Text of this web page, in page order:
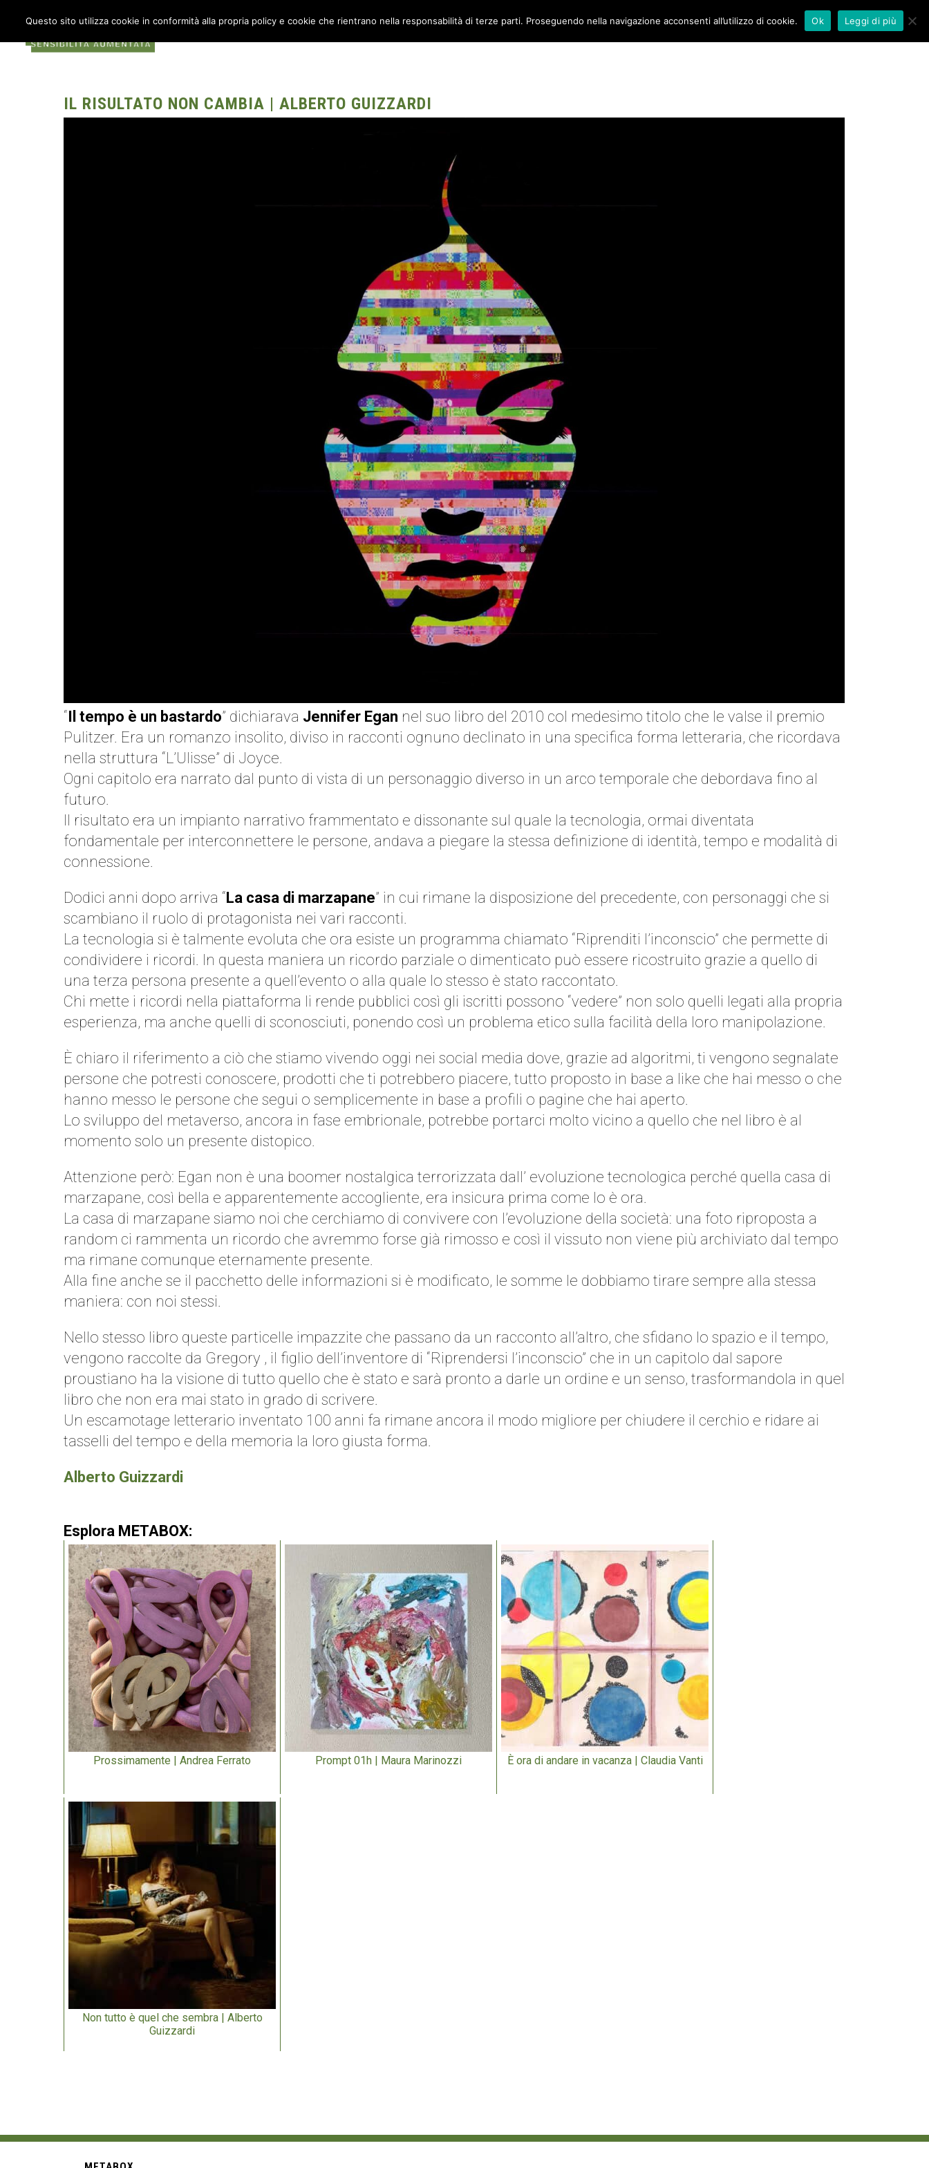
COS’È METABOX CANTIERE METABOX
IL RISULTATO NON CAMBIA | ALBERTO GUIZZARDI
“ Il tempo è un bastardo” dichiarava Jennifer Egan nel suo libro del 2010 col medesimo titolo che le valse il premio
Pulitzer. Era un romanzo insolito, diviso in racconti ognuno declinato in una specifica forma letteraria, che ricordava
nella struttura “L’Ulisse” di Joyce.
Ogni capitolo era narrato dal punto di vista di un personaggio diverso in un arco temporale che debordava fino al
futuro.
Il risultato era un impianto narrativo frammentato e dissonante sul quale la tecnologia, ormai diventata
fondamentale per interconnettere le persone, andava a piegare la stessa definizione di identità, tempo e modalità di
connessione.
Dodici anni dopo arriva “ La casa di marzapane” in cui rimane la disposizione del precedente, con personaggi che si
scambiano il ruolo di protagonista nei vari racconti.
La tecnologia si è talmente evoluta che ora esiste un programma chiamato “Riprenditi l’inconscio” che permette di
condividere i ricordi. In questa maniera un ricordo parziale o dimenticato può essere ricostruito grazie a quello di
una terza persona presente a quell’evento o alla quale lo stesso è stato raccontato.
Chi mette i ricordi nella piattaforma li rende pubblici così gli iscritti possono “vedere” non solo quelli legati alla propria
esperienza, ma anche quelli di sconosciuti, ponendo così un problema etico sulla facilità della loro manipolazione.
È chiaro il riferimento a ciò che stiamo vivendo oggi nei social media dove, grazie ad algoritmi, ti vengono segnalate
persone che potresti conoscere, prodotti che ti potrebbero piacere, tutto proposto in base a like che hai messo o che
hanno messo le persone che segui o semplicemente in base a profili o pagine che hai aperto.
Lo sviluppo del metaverso, ancora in fase embrionale, potrebbe portarci molto vicino a quello che nel libro è al
momento solo un presente distopico.
Attenzione però: Egan non è una boomer nostalgica terrorizzata dall’ evoluzione tecnologica perché quella casa di
marzapane, così bella e apparentemente accogliente, era insicura prima come lo è ora.
La casa di marzapane siamo noi che cerchiamo di convivere con l’evoluzione della società: una foto riproposta a
random ci rammenta un ricordo che avremmo forse già rimosso e così il vissuto non viene più archiviato dal tempo
ma rimane comunque eternamente presente.
Alla fine anche se il pacchetto delle informazioni si è modificato, le somme le dobbiamo tirare sempre alla stessa
maniera: con noi stessi.
Nello stesso libro queste particelle impazzite che passano da un racconto all’altro, che sfidano lo spazio e il tempo,
vengono raccolte da Gregory , il figlio dell’inventore di “Riprendersi l’inconscio” che in un capitolo dal sapore
proustiano ha la visione di tutto quello che è stato e sarà pronto a darle un ordine e un senso, trasformandola in quel
libro che non era mai stato in grado di scrivere.
Un escamotage letterario inventato 100 anni fa rimane ancora il modo migliore per chiudere il cerchio e ridare ai
tasselli del tempo e della memoria la loro giusta forma.
Alberto Guizzardi
Esplora METABOX:
Prossimamente | Andrea Ferrato Prompt 01h | Maura Marinozzi È ora di andare in vacanza | Claudia Vanti
Non tutto è quel che sembra | Alberto
Guizzardi
Questo sito utilizza cookie in conformità alla propria policy e cookie che rientrano nella responsabilità di terze parti. Proseguendo nella navigazione acconsenti all’utilizzo di cookie. Ok Leggi di più